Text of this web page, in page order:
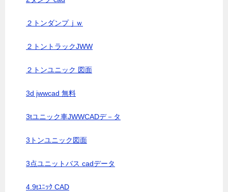
２トンダンプｊｗ
２トントラックJWW
２トンユニック 図面
3d jwwcad 無料
3tユニック車JWWCADデ－タ
3トンユニック図面
3点ユニットバス cadデータ
4.9tﾕﾆｯｸ CAD